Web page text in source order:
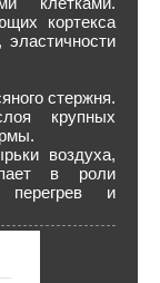
кортекса
эластичности
стержня.
крупных
воздуха,
в роли
перегрев и